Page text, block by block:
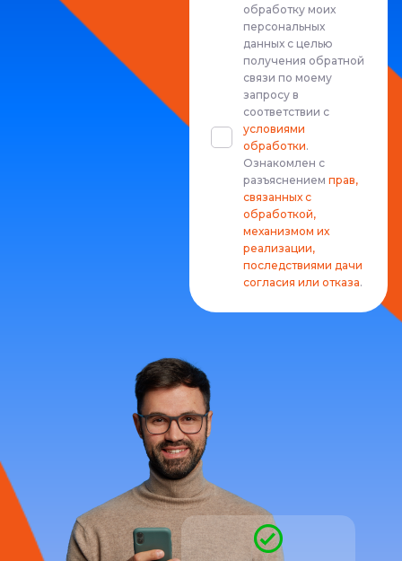
обработку моих
персональных
данных с целью
получения обратной
связи по моему
запросу в
соответствии с
условиями
обработки.
Ознакомлен с
разъяснениемправ,
связанных с
обработкой,
механизмом их
реализации,
последствиями дачи
согласия или отказа.